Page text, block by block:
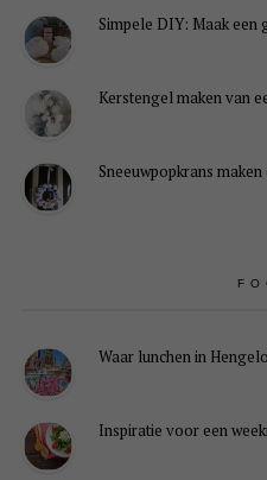
Simpele DIY: Maak een
Kerstengel maken van
Sneeuwpopkrans
Waar lunchen in
Inspiratie voor een